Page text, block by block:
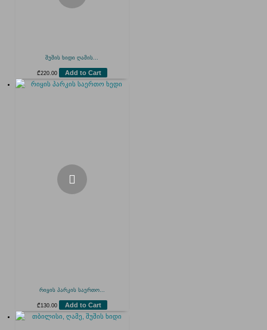
შუშის ხიდი ღამის...
₾220.00 Add to Cart
რიყის პარკის საერთო...
₾130.00 Add to Cart